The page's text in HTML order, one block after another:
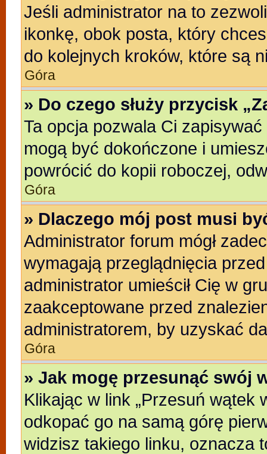
Jeśli administrator na to
ikonkę, obok posta, który
do kolejnych kroków, które są
Góra
» Do czego służy przycisk
Ta opcja pozwala Ci
mogą być dokończone i
powrócić do kopii roboczej,
Góra
» Dlaczego mój post musi
Administrator forum mógł
wymagają przeglądnięcia
administrator umieścił Cię w
zaakceptowane przed
administratorem, by uzyskać
Góra
» Jak mogę przesunąć swój
Klikając w link „Przesuń wątek
odkopać go na samą górę
widzisz takiego linku, oznacza